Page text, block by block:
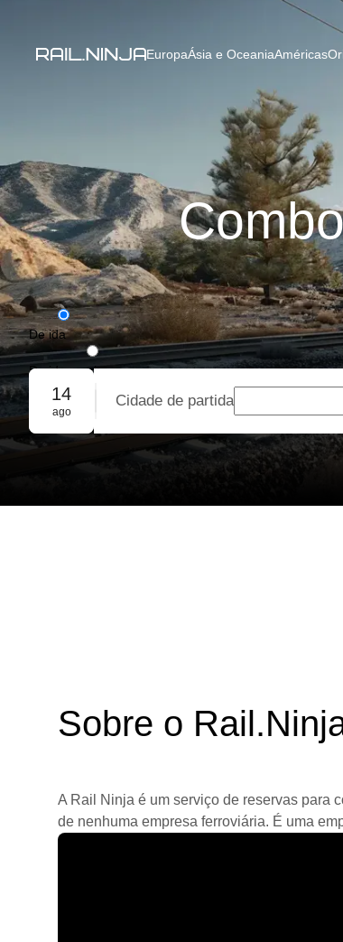
EuropaÁsia e OceaniaAméricas
De ida
De ida e volta
Reserva em grupo
14
ago
Cidade de partida
Sobre o
A Rail Ninja é um serviço de reservas para
de nenhuma empresa ferroviária. É uma